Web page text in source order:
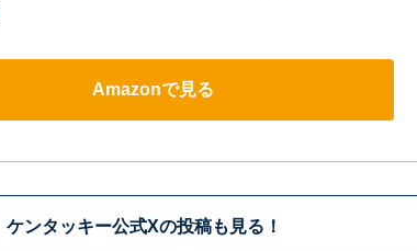
Amazonで見る
ケンタッキー公式Xの投稿も見る！